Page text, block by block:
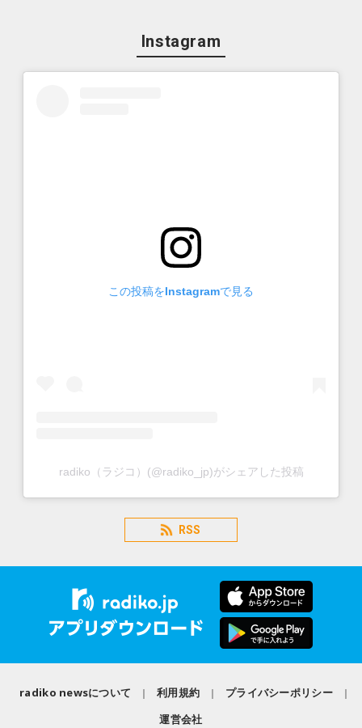
Instagram
この投稿をInstagramで見る
radiko（ラジコ）(@radiko_jp)がシェアした投稿
RSS
radiko newsについて 利用規約
プライバシーポリシー
運営会社